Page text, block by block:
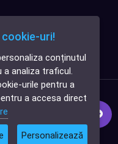
✕
o aplicație
software?
uri!
conținutul
a analiza traficul.
urile pentru a
a accesa direct
Personalizează